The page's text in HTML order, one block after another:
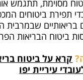
מסוימת, תתגמש
תפירת ביטוחים
בריאותיים שבמרבית
ביטוח הבריאות
קרא על ביטוח
עיריית יפו